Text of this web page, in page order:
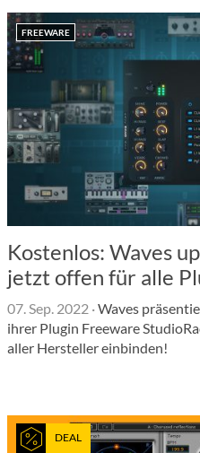
FREEWARE
Kostenlos: Waves
jetzt offen für alle
07. Sep. 2022 ·Waves
ihrer Plugin Freeware
aller Hersteller einbinden!
DEAL